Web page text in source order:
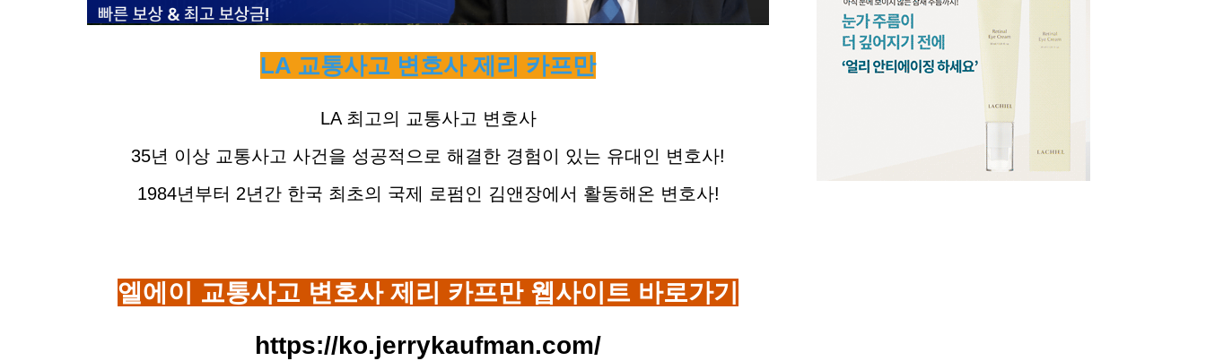
LA 교통사고 변호사 제리 카프만
LA 최고의 교통사고 변호사
35년 이상 교통사고 사건을 성공적으로 해결한 경험이 있는 유대인 변호사!
1984년부터 2년간 한국 최초의 국제 로펌인 김앤장에서 활동해온 변호사!
엘에이 교통사고 변호사 제리 카프만 웹사이트 바로가기
https://ko.jerrykaufman.com/